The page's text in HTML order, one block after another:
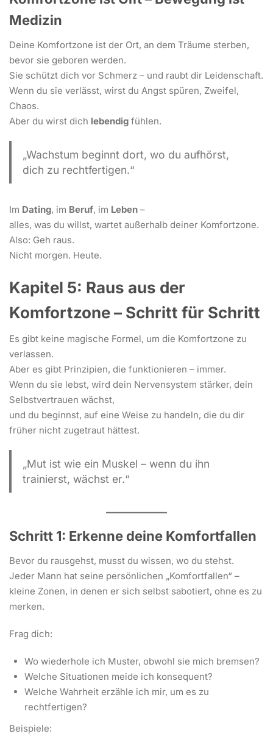
Medizin
Deine Komfortzone ist der Ort, an dem Träume sterben,
bevor sie geboren werden.
Sie schützt dich vor Schmerz – und raubt dir Leidenschaft.
Wenn du sie verlässt, wirst du Angst spüren, Zweifel,
Chaos.
Aber du wirst dich lebendig fühlen.
„Wachstum beginnt dort, wo du aufhörst,
dich zu rechtfertigen.“
Im Dating, im Beruf, im Leben –
alles, was du willst, wartet außerhalb deiner Komfortzone.
Also: Geh raus.
Nicht morgen. Heute.
Kapitel 5: Raus aus der
Komfortzone – Schritt für Schritt
Es gibt keine magische Formel, um die Komfortzone zu
verlassen.
Aber es gibt Prinzipien, die funktionieren – immer.
Wenn du sie lebst, wird dein Nervensystem stärker, dein
Selbstvertrauen wächst,
und du beginnst, auf eine Weise zu handeln, die du dir
früher nicht zugetraut hättest.
„Mut ist wie ein Muskel – wenn du ihn
trainierst, wächst er.“
Schritt 1: Erkenne deine Komfortfallen
Bevor du rausgehst, musst du wissen, wo du stehst.
Jeder Mann hat seine persönlichen „Komfortfallen“ –
kleine Zonen, in denen er sich selbst sabotiert, ohne es zu
merken.
Frag dich:
Wo wiederhole ich Muster, obwohl sie mich bremsen?
Welche Situationen meide ich konsequent?
Welche Wahrheit erzähle ich mir, um es zu
rechtfertigen?
Beispiele: